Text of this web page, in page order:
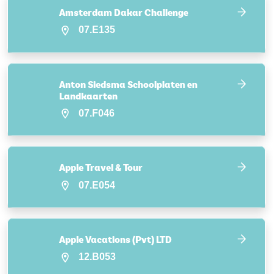
Amsterdam Dakar Challenge
07.E135
Anton Siedsma Schoolplaten en
Landkaarten
07.F046
Apple Travel & Tour
07.E054
Apple Vacations (Pvt) LTD
12.B053